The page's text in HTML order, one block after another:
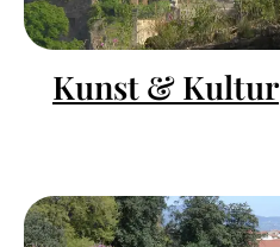
Kunst & Kultur